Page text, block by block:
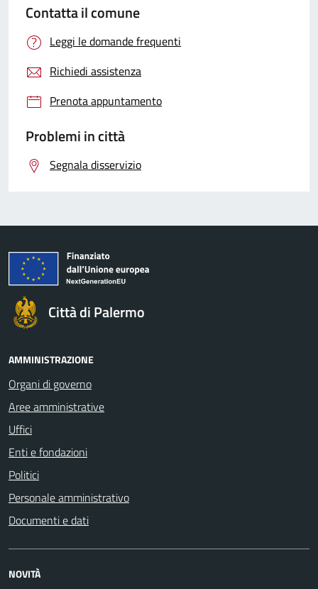
Contatta il comune
Leggi le domande frequenti
Richiedi assistenza
Prenota appuntamento
Problemi in città
Segnala disservizio
Città di Palermo
AMMINISTRAZIONE
Organi di governo
Aree amministrative
Uffici
Enti e fondazioni
Politici
Personale amministrativo
Documenti e dati
NOVITÀ